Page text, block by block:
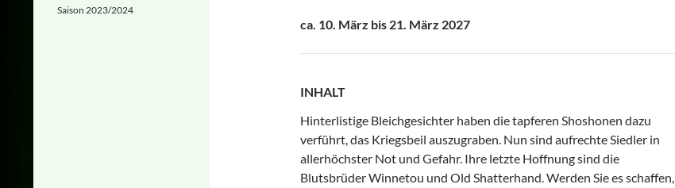
ca. 10. März bis 21. März 2027
INHALT
Hinterlistige Bleichgesichter haben die tapferen Shoshonen dazu
verführt, das Kriegsbeil auszugraben. Nun sind aufrechte Siedler in
allerhöchster Not und Gefahr. Ihre letzte Hoffnung sind die
Blutsbrüder Winnetou und Old Shatterhand. Werden Sie es schaffen,
Saison 2023/2024